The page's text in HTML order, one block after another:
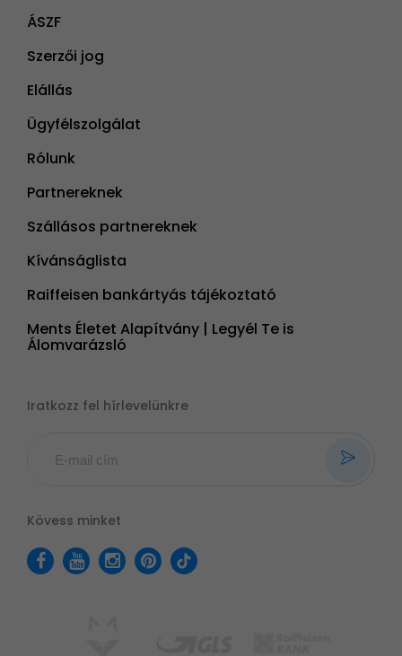
ÁSZF
Szerzői jog
Elállás
Ügyfélszolgálat
Rólunk
Partnereknek
Szállásos partnereknek
Kívánságlista
Raiffeisen bankártyás tájékoztató
Ments Életet Alapítvány | Legyél Te is
Álomvarázsló
Iratkozz fel hírlevelünkre
Kövess minket